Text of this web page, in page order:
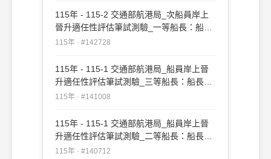
115年 - 115-2 交通部航港局_次船員岸上
晉升適任性評估筆試測驗_一等船長：船長
實務#142728
115年 · #142728
115年 - 115-1 交通部航港局_船員岸上晉
升適任性評估筆試測驗_三等船長：船長實
務#141008
115年 · #141008
115年 - 115-1 交通部航港局_船員岸上晉
升適任性評估筆試測驗_二等船長：船長實
務#140712
115年 · #140712